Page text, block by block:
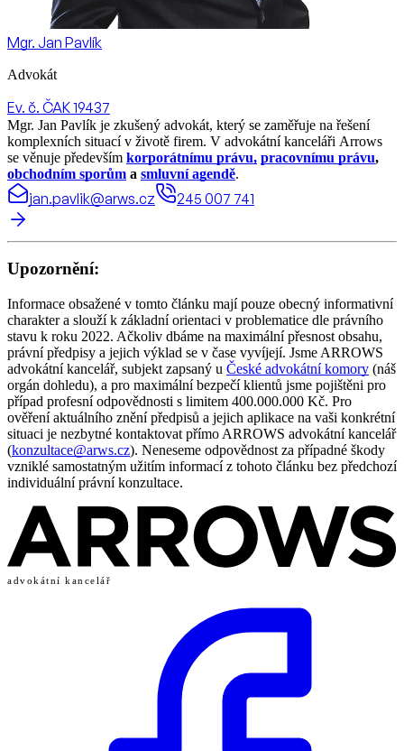
Mgr. Jan Pavlík
Advokát
Ev. č. ČAK 19437
Mgr. Jan Pavlík je zkušený advokát, který se zaměřuje na řešení
komplexních situací v životě firem. V advokátní kanceláři Arrows
se věnuje především korporátnímu právu, pracovnímu právu,
obchodním sporům a smluvní agendě.
jan.pavlik@arws.cz 245 007 741
Upozornění:
Informace obsažené v tomto článku mají pouze obecný informativní
charakter a slouží k základní orientaci v problematice dle právního
stavu k roku 2022. Ačkoliv dbáme na maximální přesnost obsahu,
právní předpisy a jejich výklad se v čase vyvíjejí. Jsme ARROWS
advokátní kancelář, subjekt zapsaný u České advokátní komory (náš
orgán dohledu), a pro maximální bezpečí klientů jsme pojištěni pro
případ profesní odpovědnosti s limitem 400.000.000 Kč. Pro
ověření aktuálního znění předpisů a jejich aplikace na vaši konkrétní
situaci je nezbytné kontaktovat přímo ARROWS advokátní kancelář
(konzultace@arws.cz). Neneseme odpovědnost za případné škody
vzniklé samostatným užitím informací z tohoto článku bez předchozí
individuální právní konzultace.
advokátní kancelář